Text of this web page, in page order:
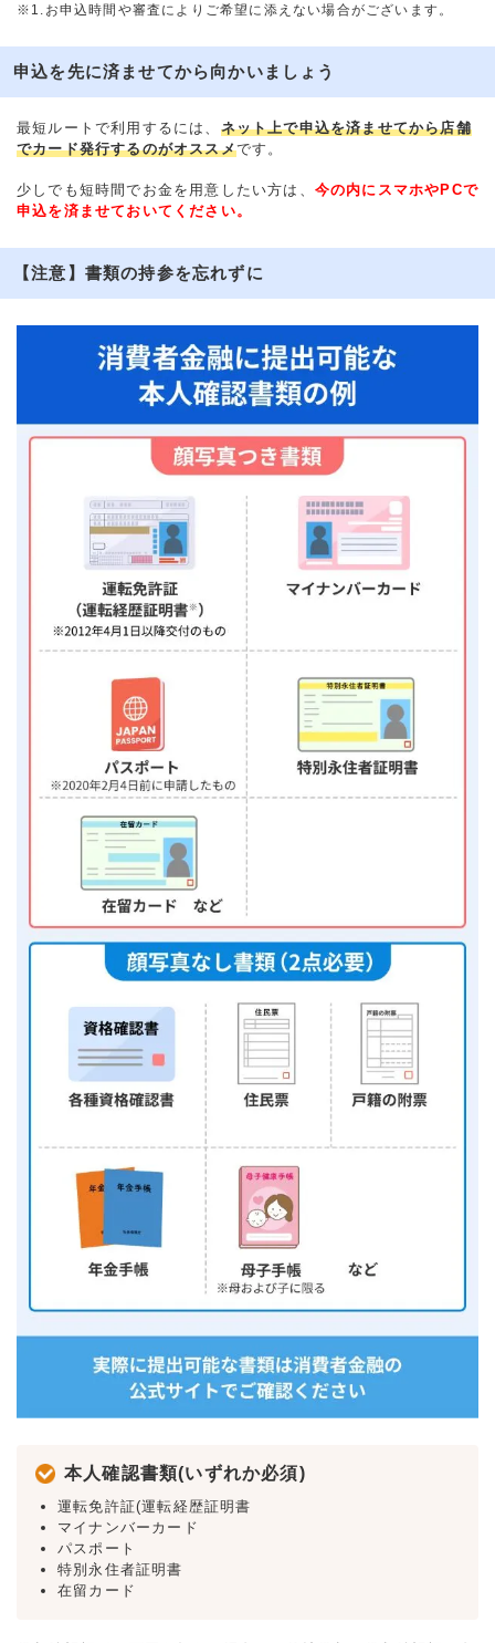
※1.お申込時間や審査によりご希望に添えない場合がございます。
申込を先に済ませてから向かいましょう
最短ルートで利用するには、 ネット上で申込を済ませてから店舗
でカード発行するのがオススメです。
少しでも短時間でお金を用意したい方は、 今の内にスマホやPCで
申込を済ませておいてください。
【注意】書類の持参を忘れずに
本人確認書類(いずれか必須)
運転免許証(運転経歴証明書
マイナンバーカード
パスポート
特別永住者証明書
在留カード